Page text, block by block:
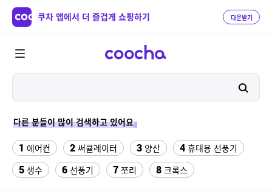
쿠차 앱에서 더 즐겁게 쇼핑하기 다운받기
다른 분들이 많이 검색하고 있어요
1 에어컨 2 써큘레이터 3 양산 4 휴대용 선풍기
5 생수 6 선풍기 7 쪼리 8 크록스